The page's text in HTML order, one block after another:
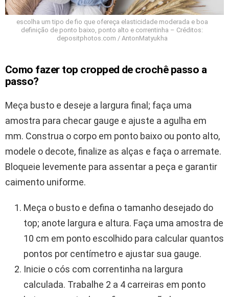
escolha um tipo de fio que ofereça elasticidade moderada e boa
definição de ponto baixo, ponto alto e correntinha – Créditos:
depositphotos.com / AntonMatyukha
Como fazer top cropped de crochê passo a
passo?
Meça busto e deseje a largura final; faça uma
amostra para checar gauge e ajuste a agulha em
mm. Construa o corpo em ponto baixo ou ponto alto,
modele o decote, finalize as alças e faça o arremate.
Bloqueie levemente para assentar a peça e garantir
caimento uniforme.
Meça o busto e defina o tamanho desejado do
top; anote largura e altura. Faça uma amostra de
10 cm em ponto escolhido para calcular quantos
pontos por centímetro e ajustar sua gauge.
Inicie o cós com correntinha na largura
calculada. Trabalhe 2 a 4 carreiras em ponto